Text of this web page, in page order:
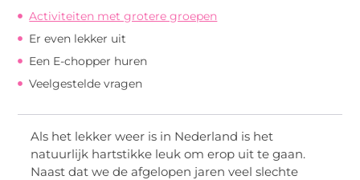
Activiteiten met grotere groepen
Er even lekker uit
Een E-chopper huren
Veelgestelde vragen
Als het lekker weer is in Nederland is het
natuurlijk hartstikke leuk om erop uit te gaan.
Naast dat we de afgelopen jaren veel slechte